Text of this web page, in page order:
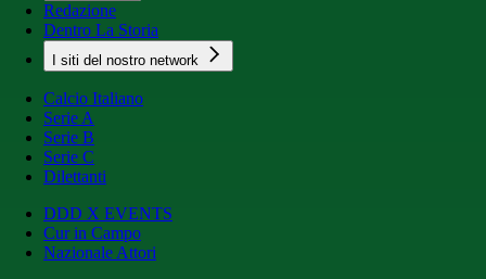
Redazione
Dentro La Storia
I siti del nostro network
Calcio Italiano
Serie A
Serie B
Serie C
Dilettanti
DDD X EVENTS
Cur in Campo
Nazionale Attori